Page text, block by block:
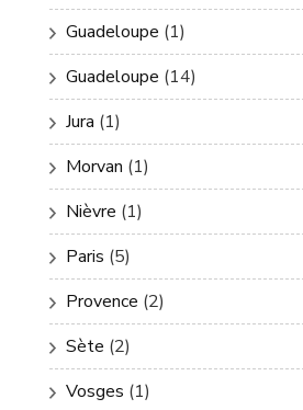
Guadeloupe (1)
Guadeloupe (14)
Jura (1)
Morvan (1)
Nièvre (1)
Paris (5)
Provence (2)
Sète (2)
Vosges (1)